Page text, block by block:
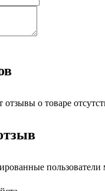
о товаре
пользователи